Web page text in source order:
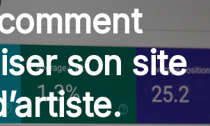
son site